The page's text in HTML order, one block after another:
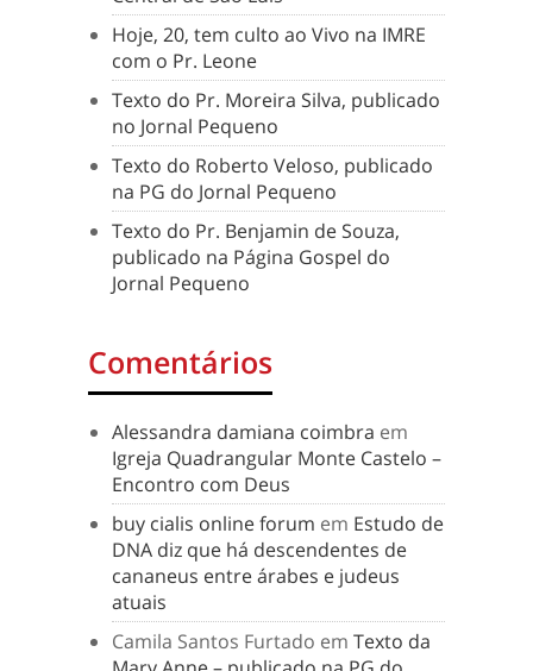
Hoje, 20, tem culto ao Vivo na IMRE
com o Pr. Leone
Texto do Pr. Moreira Silva, publicado
no Jornal Pequeno
Texto do Roberto Veloso, publicado
na PG do Jornal Pequeno
Texto do Pr. Benjamin de Souza,
publicado na Página Gospel do
Jornal Pequeno
Comentários
Alessandra damiana coimbra em
Igreja Quadrangular Monte Castelo –
Encontro com Deus
buy cialis online forum em Estudo de
DNA diz que há descendentes de
cananeus entre árabes e judeus
atuais
Camila Santos Furtado em Texto da